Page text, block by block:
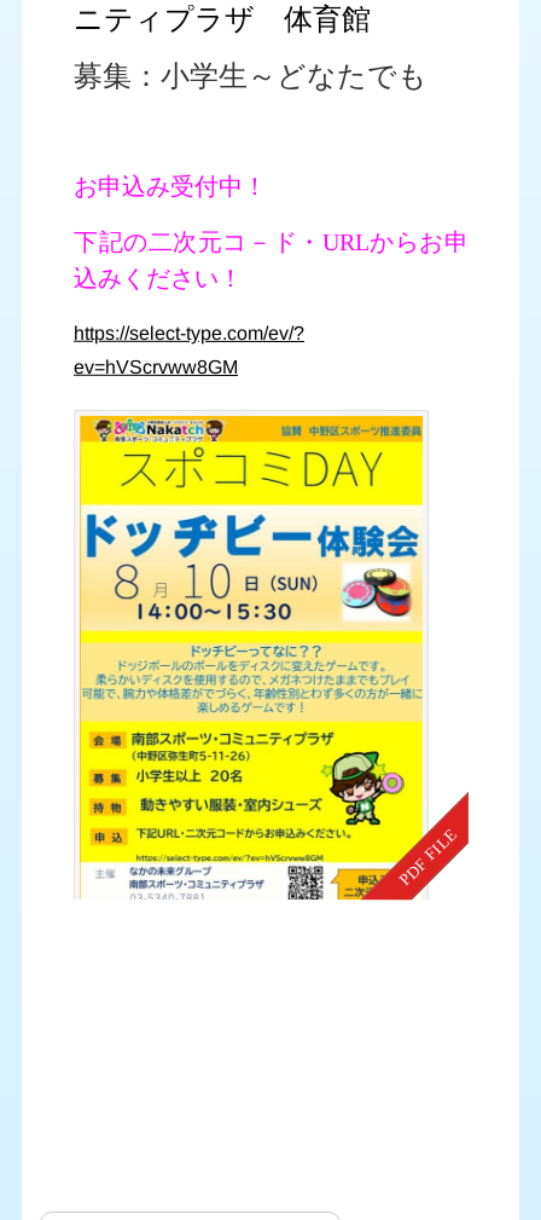
ニティプラザ 体育館
募集：小学生～どなたでも
お申込み受付中！
下記の二次元コ－ド・URLからお申
込みください！
https://select-type.com/ev/?
ev=hVScrvww8GM